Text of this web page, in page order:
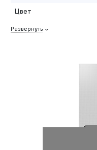
Цвет
Развернуть